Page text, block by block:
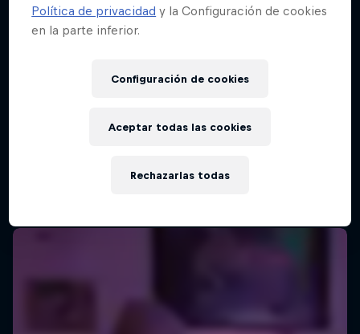
Política de privacidad y la Configuración de cookies
en la parte inferior.
Configuración de cookies
Rechazarlas todas
Aceptar todas las cookies